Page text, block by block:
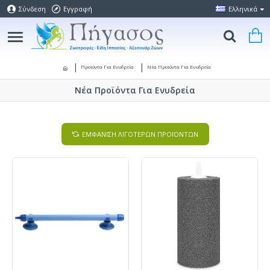
Σύνδεση Εγγραφή Ελληνικά
Προϊόντα Για Ενυδρεία Νέα Προϊόντα Για Ενυδρεία
Νέα Προϊόντα Για Ενυδρεία
ΕΜΦΑΝΙΣΗ ΛΙΓΟΤΕΡΩΝ ΠΡΟΪΟΝΤΩΝ